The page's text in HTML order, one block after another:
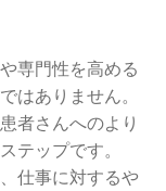
専門性を高める
はありません。
者さんへのより
テップです。
仕事に対するや